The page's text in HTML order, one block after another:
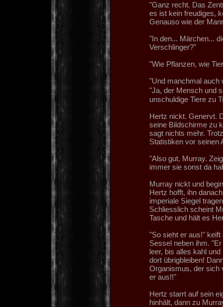
"Ganz recht. Das
es ist kein freudiges,
Genauso wie der
"In den... Märchen...
Verschlinger?"
"Wie Pflanzen, wie
"Und manchmal auch
"Ja, der Mensch und
unschuldige Tiere zu
Hertz nickt. Genervt.
seine Bildschirme zu
sagt nichts mehr.
Statistiken vor seinen
"Also gut, Murray.
immer sie sonst da
Murray nickt und
Hertz hofft, ihn
imperiale Siegel
Schliesslich scheint
Tasche und hält es
"So sieht er aus!"
Sessel neben ihm.
leer, bis alles kahl
dort übrigbleiben!
Organismus, der sich
er aus!!"
Hertz starrt auf sein
hinhält, dann zu